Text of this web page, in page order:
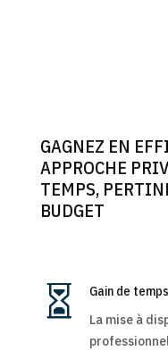
GAGNEZ EN
APPROCHE
TEMPS,
BUDGET

Gain de temps
La mise à